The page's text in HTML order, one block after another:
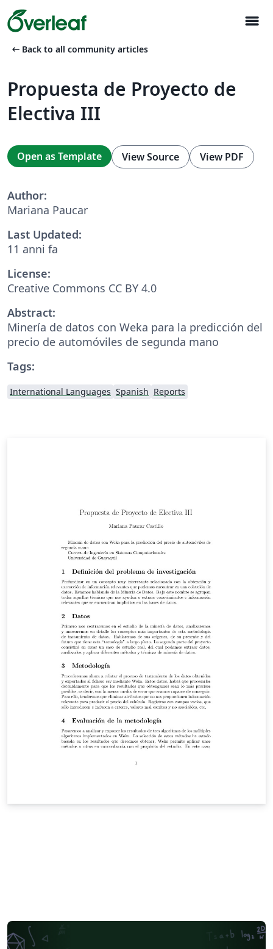
menu
arrow_left_alt Back to all community articles
Propuesta de Proyecto de
Electiva III
Open as Template View Source View PDF
Author:
Mariana Paucar
Last Updated:
11 anni fa
License:
Creative Commons CC BY 4.0
Abstract:
Minería de datos con Weka para la predicción del
precio de automóviles de segunda mano
Tags:
International Languages Spanish Reports